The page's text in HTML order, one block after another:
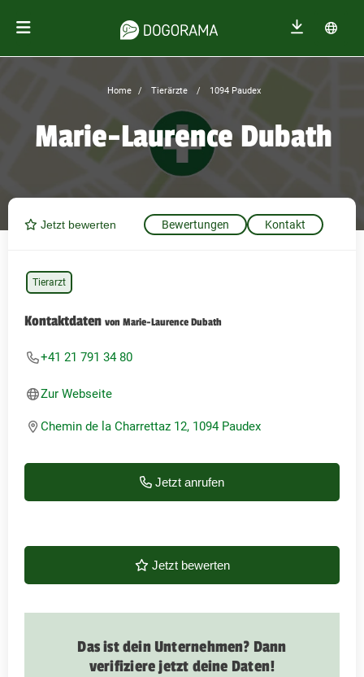
Home Tierärzte 1094 Paudex
Marie-Laurence Dubath
Jetzt bewerten Bewertungen Kontakt
Tierarzt
Kontaktdaten von Marie-Laurence Dubath
+41 21 791 34 80
Zur Webseite
Chemin de la Charrettaz 12, 1094 Paudex
Jetzt anrufen
Jetzt bewerten
Das ist dein Unternehmen? Dann
verifiziere jetzt deine Daten!